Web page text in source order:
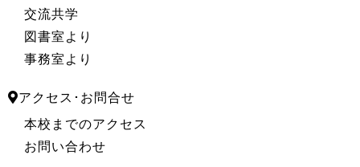
交流共学
図書室より
事務室より
アクセス･お問合せ
本校までのアクセス
お問い合わせ